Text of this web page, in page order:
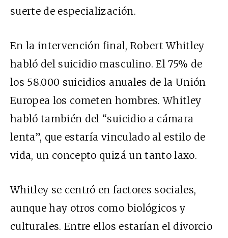
suerte de especialización.
En la intervención final, Robert Whitley
habló del suicidio masculino. El 75% de
los 58.000 suicidios anuales de la Unión
Europea los cometen hombres. Whitley
habló también del “suicidio a cámara
lenta”, que estaría vinculado al estilo de
vida, un concepto quizá un tanto laxo.
Whitley se centró en factores sociales,
aunque hay otros como biológicos y
culturales. Entre ellos estarían el divorcio